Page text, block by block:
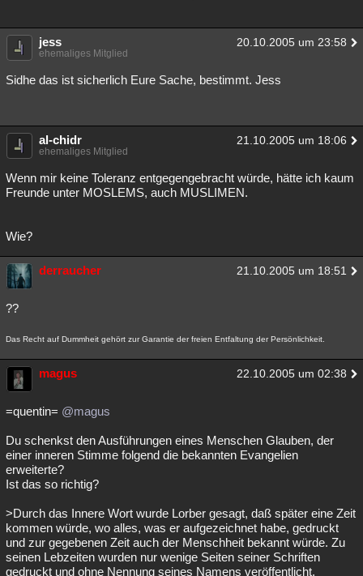
jess 20.10.2005 um 23:58
ehemaliges Mitglied
Sidhe das ist sicherlich Eure Sache, bestimmt. Jess
al-chidr 21.10.2005 um 18:06
ehemaliges Mitglied
Wenn mir keine Toleranz entgegengebracht würde, hätte ich kaum
Freunde unter MOSLEMS, auch MUSLIMEN.
Wie?
derraucher 21.10.2005 um 18:51
??
Das Recht auf Dummheit gehört zur Garantie der freien Entfaltung der Persönlichkeit.
magus 22.10.2005 um 02:38
=quentin= @magus
Du schenkst den Ausführungen eines Menschen Glauben, der
einer inneren Stimme folgend die bekannten Evangelien
erweiterte?
Ist das so richtig?
>Durch das Innere Wort wurde Lorber gesagt, daß später eine Zeit
kommen würde, wo alles, was er aufgezeichnet habe, gedruckt
und zur gegebenen Zeit auch der Menschheit bekannt würde. Zu
seinen Lebzeiten wurden nur wenige Seiten seiner Schriften
gedruckt und ohne Nennung seines Namens veröffentlicht.